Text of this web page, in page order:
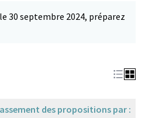
30 septembre 2024, préparez
des propositions par :